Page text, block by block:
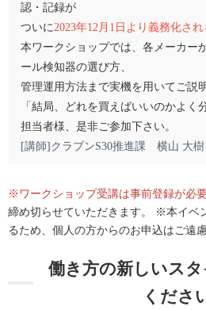
認・記録が
ついに2023年12月1日より義務化さ
本ワークショップでは、各メーカー
ール検知器の選び方、
管理運用方法まで実機を用いてご説
「結局、どれを買えばいいのかよく
担当者様、是非ご参加下さい。
[講師]クラブンS30推進課 横山 大樹
※ワークショップ受講は事前登録が必要
締め切らせていただきます。 ※本イベ
るため、個人の方からのお申込はご遠
働き方の新しいス
くださ